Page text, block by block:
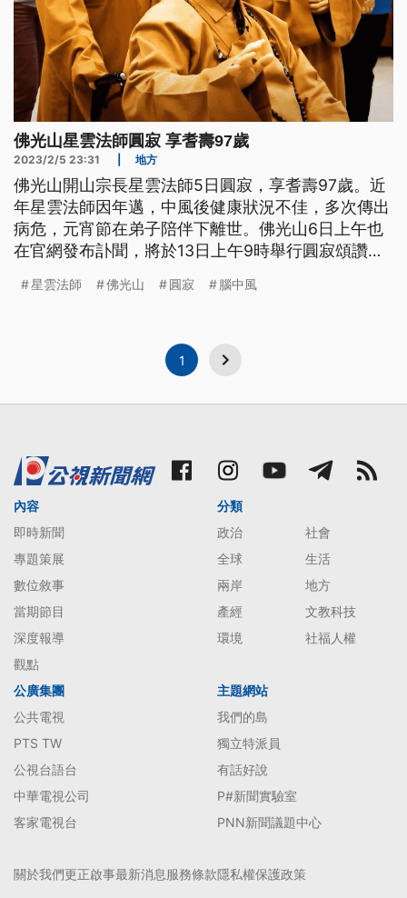
佛光山星雲法師圓寂 享耆壽97歲
2023/2/5 23:31 地方
佛光山開山宗長星雲法師5日圓寂，享耆壽97歲。近
年星雲法師因年邁，中風後健康狀況不佳，多次傳出
病危，元宵節在弟子陪伴下離世。佛光山6日上午也
在官網發布訃聞，將於13日上午9時舉行圓寂頌讚典
星雲法師 佛光山 圓寂 腦中風
1
內容
即時新聞
專題策展
數位敘事
當期節目
深度報導
觀點
分類
政治
社會
全球
生活
兩岸
地方
產經
文教科技
環境
社福人權
公廣集團
公共電視
PTS TW
公視台語台
中華電視公司
客家電視台
主題網站
我們的島
獨立特派員
有話好說
P#新聞實驗室
PNN新聞議題中心
關於我們更正啟事最新消息服務條款隱私權保護政策